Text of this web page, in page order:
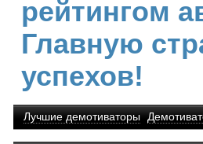
рейтингом
Главную
успехов!
Лучшие демотиваторы